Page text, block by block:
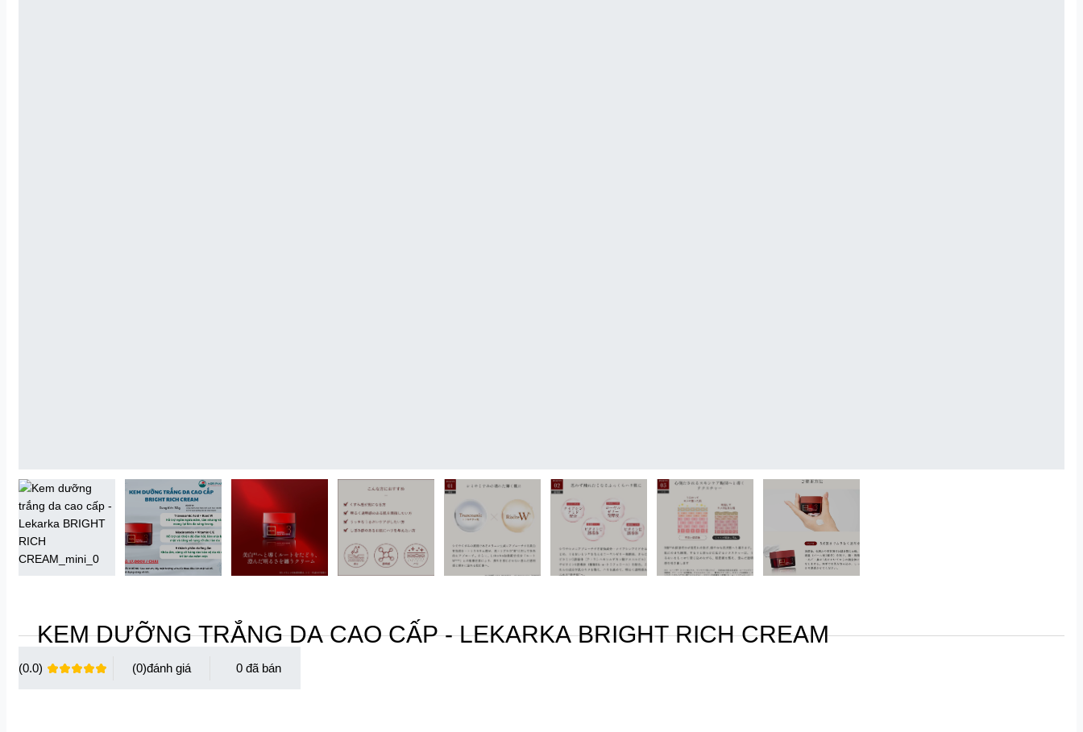
0
(0)
(0.0)
KEM DƯỠNG TRẮNG DA CAO CẤP - LEKARKA BRIGHT RICH CREAM